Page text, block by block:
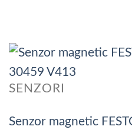
SENZORI
Senzor magnetic